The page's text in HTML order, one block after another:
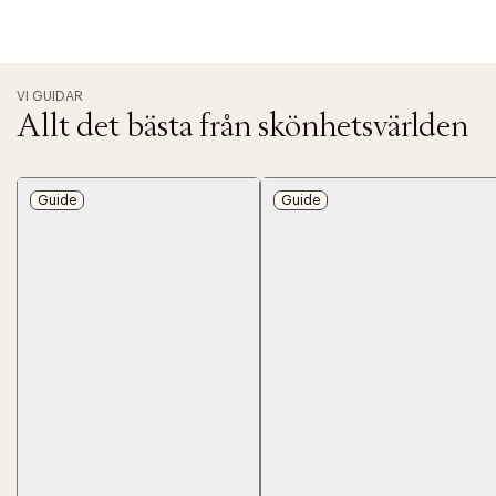
VI GUIDAR
Allt det bästa från skönhetsvärlden
Guide Guide